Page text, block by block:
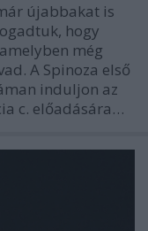
újabbakat is
hogy
még
A Spinoza első
induljon az
c. előadására…